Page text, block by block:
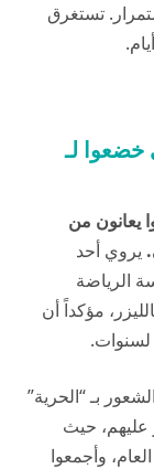
تستغرق
لـ
يعانون من
يروي أحد
الرياضة
مؤكداً أن
لسنوات.
بـ “الحرية”
عليهم، حيث
وأجمعوا